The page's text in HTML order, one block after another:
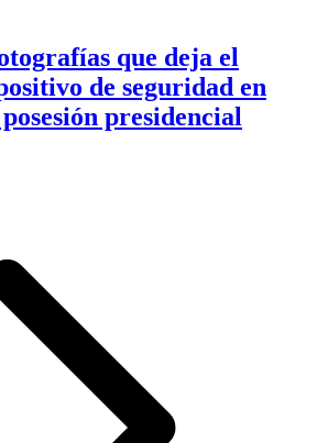
que deja el
de seguridad en
presidencial